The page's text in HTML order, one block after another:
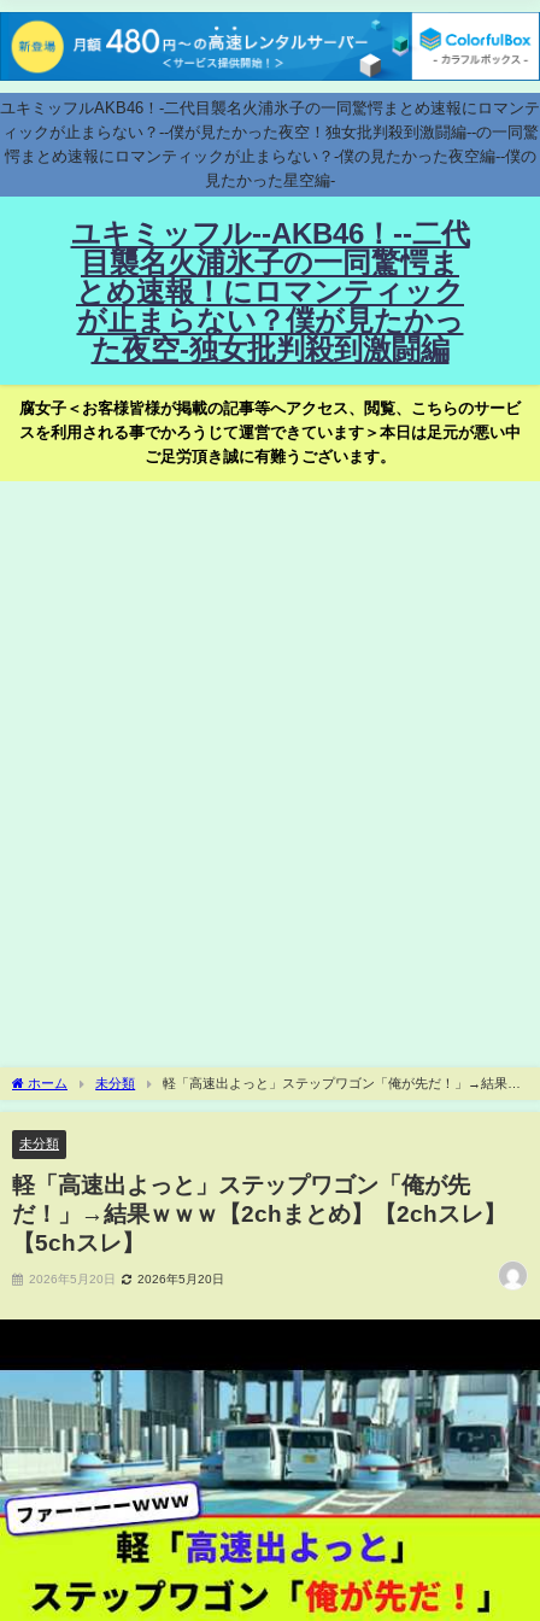
ユキミッフルAKB46！-二代目襲名火浦氷子の一同驚愕まとめ速報にロマンテ
ィックが止まらない？--僕が見たかった夜空！独女批判殺到激闘編--の一同驚
愕まとめ速報にロマンティックが止まらない？-僕の見たかった夜空編--僕の
見たかった星空編-
ユキミッフル--AKB46！--二代
目襲名火浦氷子の一同驚愕ま
とめ速報！にロマンティック
が止まらない？僕が見たかっ
た夜空-独女批判殺到激闘編
腐女子＜お客様皆様が掲載の記事等へアクセス、閲覧、こちらのサービ
スを利用される事でかろうじて運営できています＞本日は足元が悪い中
ご足労頂き誠に有難うございます。
ホーム 未分類
軽「高速出よっと」ステップワゴン「俺が先だ！」→結果ｗ
ｗｗ【2chまとめ】【2chスレ】【5chスレ】
未分類
軽「高速出よっと」ステップワゴン「俺が先
だ！」→結果ｗｗｗ【2chまとめ】【2chスレ】
【5chスレ】
2026年5月20日 2026年5月20日